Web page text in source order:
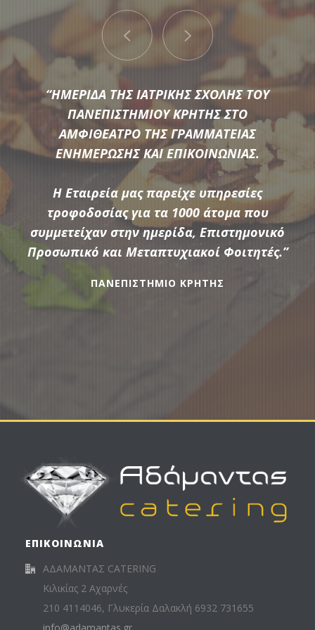
Μια μεγάλη ποικιλία από τις πιο σύγχρονες προτάσεις της
αγοράς συνθέτουν τον εξοπλισμό που διαθέτει η
Αδάμαντας Catering για να υποστηρίξουμε τις ξεχωριστές
ανάγκες κάθε εκδήλωσης.
ΠΕΡΙΣΣΟΤΕΡΑ
“ΗΜΕΡΙΔΑ ΤΗΣ ΙΑΤΡΙΚΗΣ ΣΧΟΛΗΣ ΤΟΥ
ΠΑΝΕΠΙΣΤΗΜΙΟΥ ΚΡΗΤΗΣ ΣΤΟ
ΑΜΦΙΘΕΑΤΡΟ ΤΗΣ ΓΡΑΜΜΑΤΕΙΑΣ
ΕΝΗΜΕΡΩΣΗΣ ΚΑΙ ΕΠΙΚΟΙΝΩΝΙΑΣ.
Η Εταιρεία μας παρείχε υπηρεσίες
τροφοδοσίας για τα 1000 άτομα που
συμμετείχαν στην ημερίδα, Επιστημονικό
Προσωπικό και Μεταπτυχιακοί Φοιτητές.”
ΠΑΝΕΠΙΣΤΗΜΙΟ ΚΡΗΤΗΣ
“ΠΑΡΟΧΗ ΥΠΗΡΕΣΙΩΝ ΕΣΤΙΑΣΗΣ ΚΑΤΑ ΤΗ
ΔΙΟΡΓΑΝΩΣΗ 5 ΕΠΙΜΟΡΦΩΤΙΚΩΝ
ΣΕΜΙΝΑΡΙΩΝ ΤΑ ΟΠΟΙΑ ΔΙΕΞΗΧΘΗΚΑΝ ΑΠΟ
ΤΟ «ΙΝΣΤΙΤΟΥΤΟ ΕΚΠΑΙΔΕΥΤΙΚΗΣ
ΠΟΛΙΤΙΚΗΣ ΥΠΟ ΤΗΝ ΕΠΟΠΤΕΙΑ ΤΟΥ
ΥΠΟΥΡΓΕΙΟΥ ΠΑΙΔΕΙΑΣ & ΘΡΗΣΚΕΥΜΑΤΩΝ»
Η Αδάμαντας Catering παρείχε υπηρεσίες
τροφοδοσίας coffee break και lunch break
,σε 200 συμμετέχοντες επιμορφούμενους .
συνολικά.”
ΕΠΙΚΟΙΝΩΝΙΑ
ΑΔΑΜΑΝΤΑΣ CATERING
Κιλικίας 2 Αχαρνές
210 4114046, Γλυκερία Δαλακλή 6932 731655